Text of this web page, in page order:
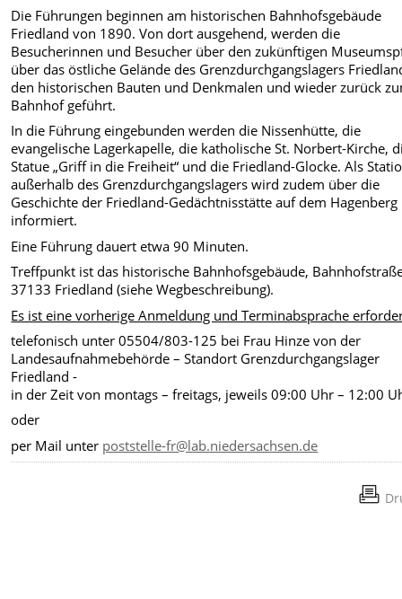
Die Führungen beginnen am historischen Bahnhofsgebäude
Friedland von 1890. Von dort ausgehend, werden die
Besucherinnen und Besucher über den zukünftigen
über das östliche Gelände des Grenzdurchgangslagers
den historischen Bauten und Denkmalen und wieder zurück
Bahnhof geführt.
In die Führung eingebunden werden die Nissenhütte, die
evangelische Lagerkapelle, die katholische St. Norbert-Kirche,
Statue „Griff in die Freiheit“ und die Friedland-Glocke. Als
außerhalb des Grenzdurchgangslagers wird zudem über die
Geschichte der Friedland-Gedächtnisstätte auf dem Hagenberg
informiert.
Eine Führung dauert etwa 90 Minuten.
Treffpunkt ist das historische Bahnhofsgebäude,
37133 Friedland (siehe Wegbeschreibung).
Es ist eine vorherige Anmeldung und Terminabsprache
telefonisch unter 05504/803-125 bei Frau Hinze von der
Landesaufnahmebehörde – Standort Grenzdurchgangslager
Friedland -
in der Zeit von montags – freitags, jeweils 09:00 Uhr – 12:00
oder
per Mail unter poststelle-fr@lab.niedersachsen.de